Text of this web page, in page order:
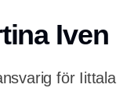
Iven
för Iittala